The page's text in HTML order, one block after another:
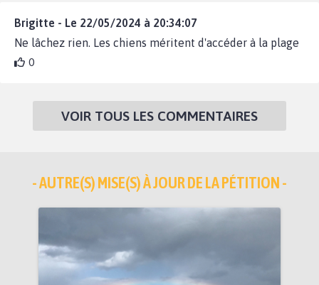
Brigitte - Le 22/05/2024 à 20:34:07
Ne lâchez rien. Les chiens méritent d'accéder à la plage
0
VOIR TOUS LES COMMENTAIRES
- AUTRE(S) MISE(S) À JOUR DE LA PÉTITION -